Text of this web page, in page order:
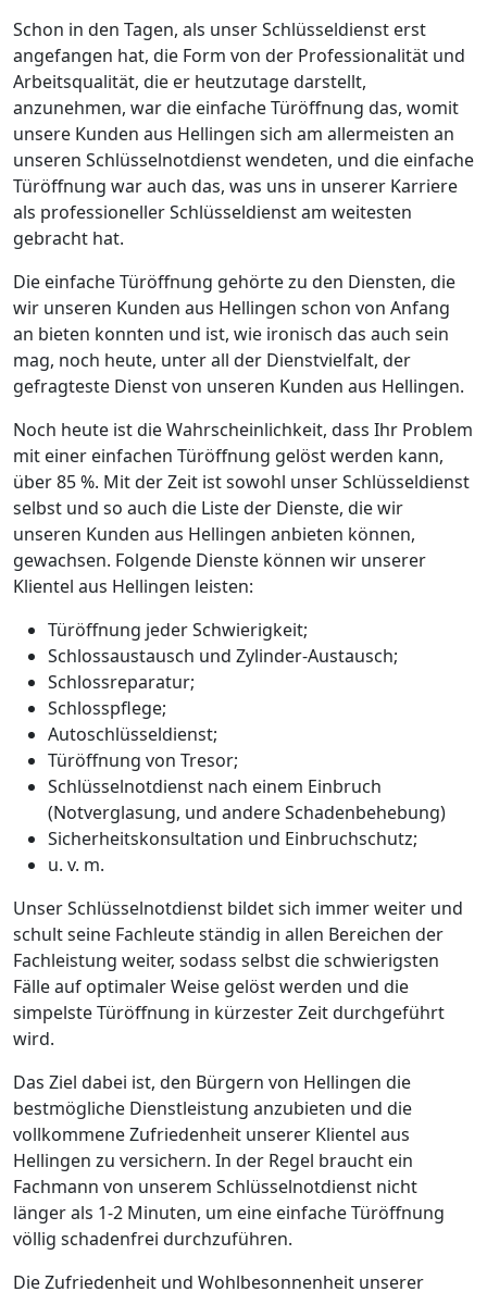
Schon in den Tagen, als unser Schlüsseldienst erst
angefangen hat, die Form von der Professionalität und
Arbeitsqualität, die er heutzutage darstellt,
anzunehmen, war die einfache Türöffnung das, womit
unsere Kunden aus Hellingen sich am allermeisten an
unseren Schlüsselnotdienst wendeten, und die einfache
Türöffnung war auch das, was uns in unserer Karriere
als professioneller Schlüsseldienst am weitesten
gebracht hat.
Die einfache Türöffnung gehörte zu den Diensten, die
wir unseren Kunden aus Hellingen schon von Anfang
an bieten konnten und ist, wie ironisch das auch sein
mag, noch heute, unter all der Dienstvielfalt, der
gefragteste Dienst von unseren Kunden aus Hellingen.
Noch heute ist die Wahrscheinlichkeit, dass Ihr Problem
mit einer einfachen Türöffnung gelöst werden kann,
über 85 %. Mit der Zeit ist sowohl unser Schlüsseldienst
selbst und so auch die Liste der Dienste, die wir
unseren Kunden aus Hellingen anbieten können,
gewachsen. Folgende Dienste können wir unserer
Klientel aus Hellingen leisten:
Türöffnung jeder Schwierigkeit;
Schlossaustausch und Zylinder-Austausch;
Schlossreparatur;
Schlosspflege;
Autoschlüsseldienst;
Türöffnung von Tresor;
Schlüsselnotdienst nach einem Einbruch
(Notverglasung, und andere Schadenbehebung)
Sicherheitskonsultation und Einbruchschutz;
u. v. m.
Unser Schlüsselnotdienst bildet sich immer weiter und
schult seine Fachleute ständig in allen Bereichen der
Fachleistung weiter, sodass selbst die schwierigsten
Fälle auf optimaler Weise gelöst werden und die
simpelste Türöffnung in kürzester Zeit durchgeführt
wird.
Das Ziel dabei ist, den Bürgern von Hellingen die
bestmögliche Dienstleistung anzubieten und die
vollkommene Zufriedenheit unserer Klientel aus
Hellingen zu versichern. In der Regel braucht ein
Fachmann von unserem Schlüsselnotdienst nicht
länger als 1-2 Minuten, um eine einfache Türöffnung
völlig schadenfrei durchzuführen.
Die Zufriedenheit und Wohlbesonnenheit unserer